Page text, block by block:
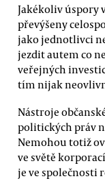
Jakékoliv úspory
převýšeny
jako jednotlivci
jezdit autem co
veřejných
tím nijak
Nástroje
politických práv
Nemohou totiž
ve světě
je ve společnosti